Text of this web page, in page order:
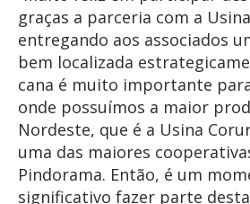
graças a parceria com a
entregando aos associados
bem localizada
cana é muito importante
onde possuímos a maior
Nordeste, que é a Usina
uma das maiores
Pindorama. Então, é um
significativo fazer parte